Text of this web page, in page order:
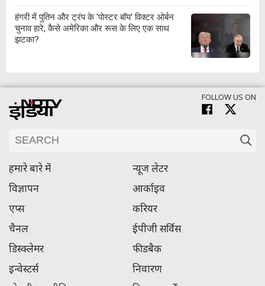
हंगरी में पुतिन और ट्रंप के 'पोस्टर बॉय' विक्टर ओर्बन
चुनाव हारे, कैसे अमेरिका और रूस के लिए एक साथ
झटका?
FOLLOW US ON
हमारे बारे में
न्यूज लेटर
विज्ञापन
आर्काइव
एप्स
करियर
चैनल
ईपीजी सर्विस
डिस्क्लेमर
फीडबैक
इन्वेस्टर्स
निवारण